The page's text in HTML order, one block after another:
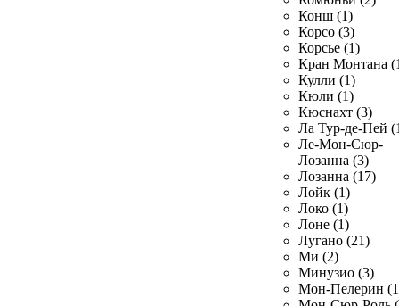
Конш (1)
Корсо (3)
Корсье (1)
Кран Монтана
Кулли (1)
Кюли (1)
Кюснахт (3)
Ла Тур-де-Пей
Ле-Мон-Сюр-
Лозанна (3)
Лозанна (17)
Лойк (1)
Локо (1)
Лоне (1)
Лугано (21)
Ми (2)
Минузио (3)
Мон-Пелерин